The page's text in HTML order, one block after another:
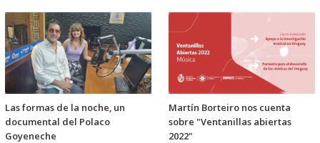
Las formas de la noche, un
documental del Polaco
Goyeneche
Martín Borteiro nos cuenta
sobre "Ventanillas abiertas
2022"